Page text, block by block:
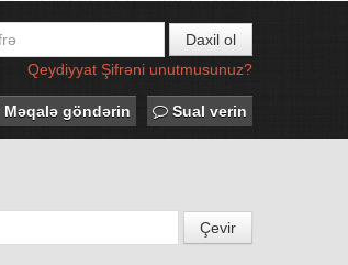
Daxil ol
Qeydiyyat Şifrəni unutmusunuz?
Məqalə göndərin Sual verin
Çevir